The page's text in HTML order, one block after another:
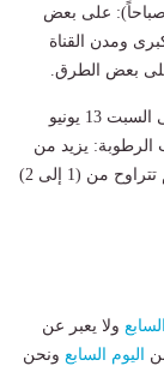
ومتوقع خلال هذه الفترة ، ​شبورة مائية من (4 إلى 8 صباحاً): على بعض
ومدن القناة
بعض الطرق.
وتشهد هذه الفترة ​نشاط رياح: من الثلاثاء 09 يونيو إلى السبت 13 يونيو
الرطوبة: يزيد من
الإحساس بحرارة الطقس عن المتوقع في الظل بقيم تتراوح من (1 إلى 2)
ولا يعبر عن
اليوم السابع ونحن